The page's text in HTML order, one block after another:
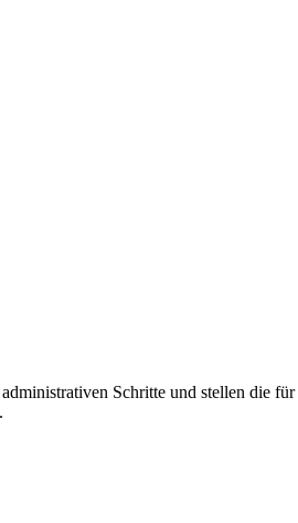
Schritte und stellen die